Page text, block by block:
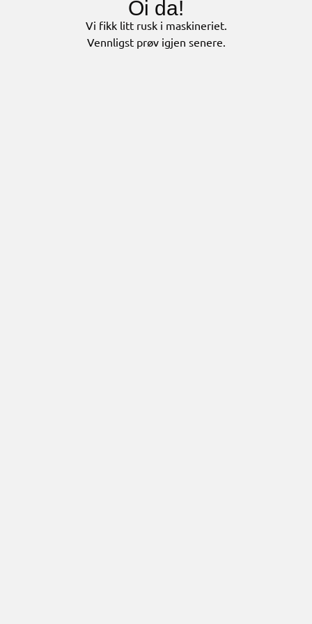
Oi da!
Vi fikk litt rusk i maskineriet.
Vennligst prøv igjen senere.